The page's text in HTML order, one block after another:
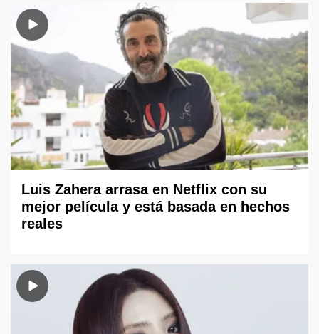
Luis Zahera arrasa en Netflix con su
mejor película y está basada en hechos
reales